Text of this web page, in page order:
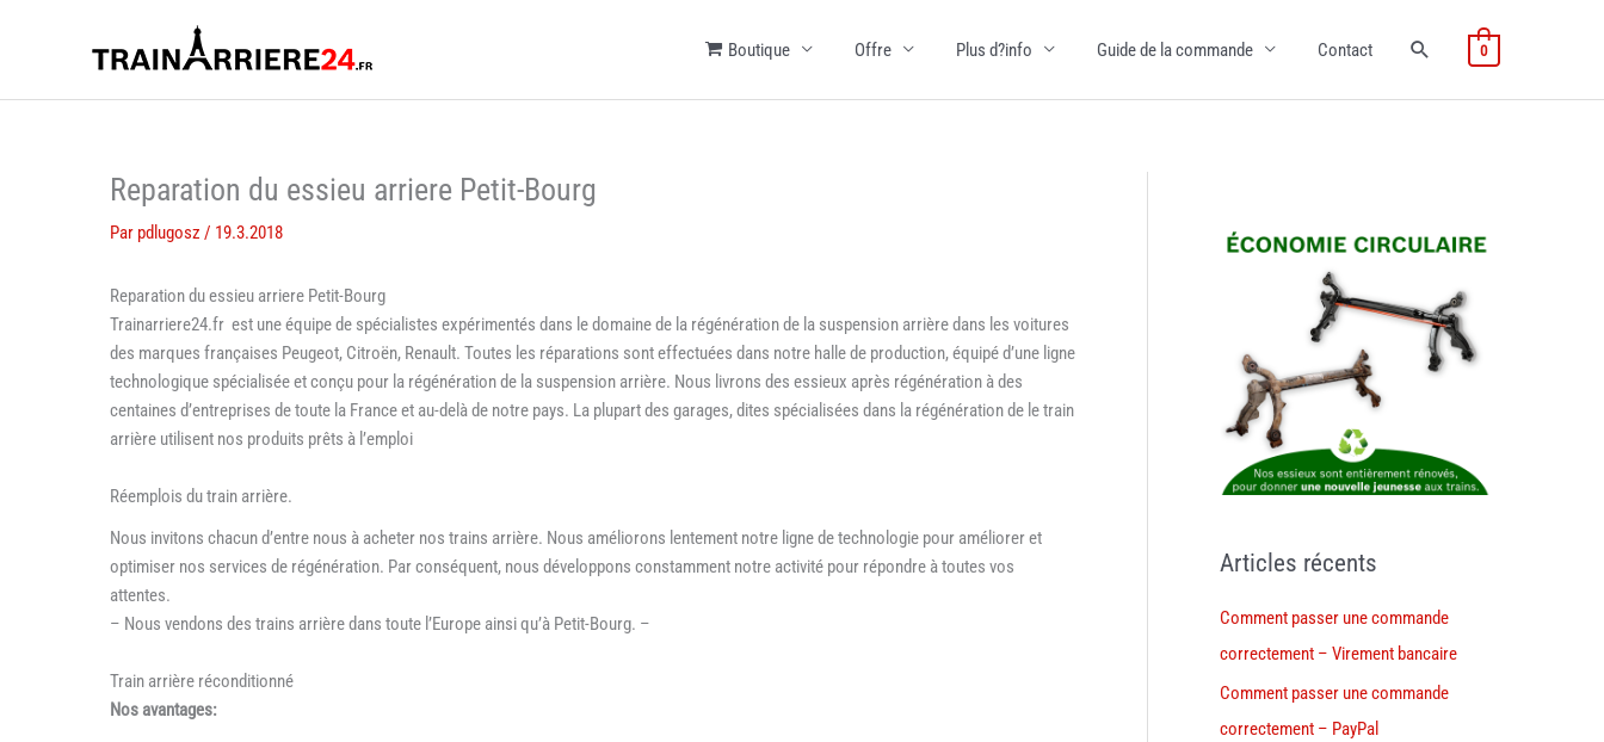
Boutique Offre Plus d?info Guide de la commande Contact 0
Reparation du essieu arriere Petit-Bourg
Par pdlugosz / 19.3.2018
Reparation du essieu arriere Petit-Bourg
Trainarriere24.fr est une équipe de spécialistes expérimentés dans le domaine de la régénération de la suspension arrière dans les voitures
des marques françaises Peugeot, Citroën, Renault. Toutes les réparations sont effectuées dans notre halle de production, équipé d’une ligne
technologique spécialisée et conçu pour la régénération de la suspension arrière. Nous livrons des essieux après régénération à des
centaines d’entreprises de toute la France et au-delà de notre pays. La plupart des garages, dites spécialisées dans la régénération de le train
arrière utilisent nos produits prêts à l’emploi
Réemplois du train arrière.
Nous invitons chacun d’entre nous à acheter nos trains arrière. Nous améliorons lentement notre ligne de technologie pour améliorer et
optimiser nos services de régénération. Par conséquent, nous développons constamment notre activité pour répondre à toutes vos
attentes.
– Nous vendons des trains arrière dans toute l’Europe ainsi qu’à Petit-Bourg. –
Train arrière réconditionné
Nos avantages:
Articles récents
Comment passer une commande
correctement – Virement bancaire
Comment passer une commande
correctement – PayPal